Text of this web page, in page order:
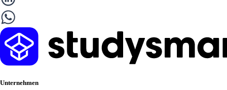
Unternehmen